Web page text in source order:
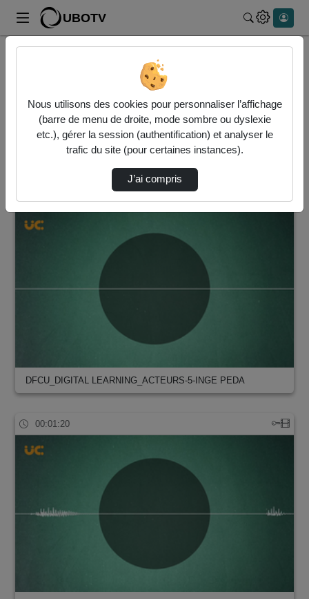
UBOTV
10 vidéos trouvées
Audio Vidéo
Direction de tri
00:01:20
DFCU_DIGITAL LEARNING_ACTEURS-5-INGE PEDA
00:01:20
Nous utilisons des cookies pour personnaliser l’affichage
(barre de menu de droite, mode sombre ou dyslexie
etc.), gérer la session (authentification) et analyser le
trafic du site (pour certaines instances).
J’ai compris